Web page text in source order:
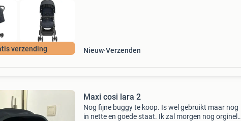
verzending Nieuw Verzenden
Maxi cosi lara 2
Nog fijne buggy te koop. Is wel gebruikt maar nog
in nette en goede staat. Ik zal morgen nog orginele